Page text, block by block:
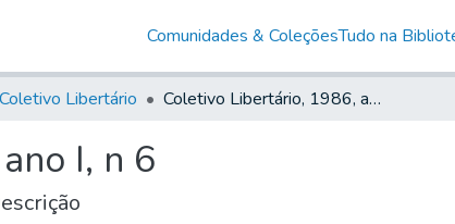
Comunidades & ColeçõesTudo na
Coletivo Libertário Coletivo Libertário, 1986, ano I, n 6
I, n 6